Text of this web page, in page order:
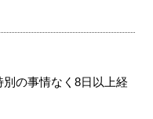
の事情なく8日以上経